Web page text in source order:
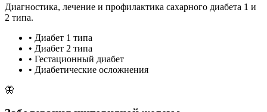
Диагностика, лечение и профилактика сахарного диабета 1 и
2 типа.
• Диабет 1 типа
• Диабет 2 типа
• Гестационный диабет
• Диабетические осложнения
🦋